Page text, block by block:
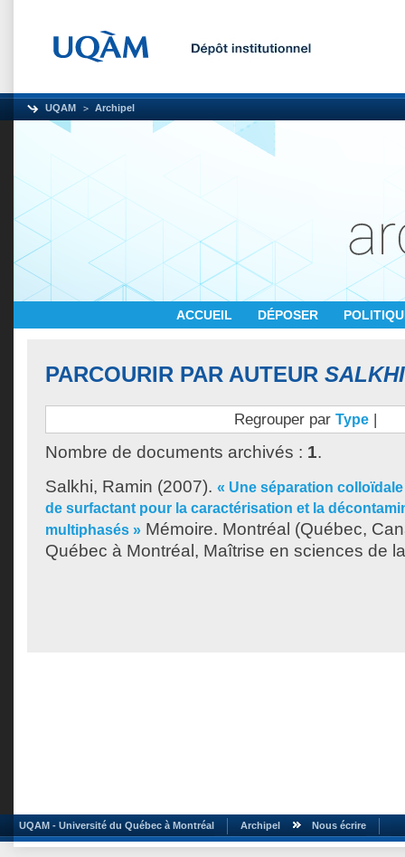
UQAM Archipel
ACCUEIL DÉPOSER
PARCOURIR PAR AUTEUR
Regrouper par Type |
Nombre de documents archivés : 1.
Salkhi, Ramin (2007). « Une séparation
de surfactant pour la caractérisation et la
multiphasés » Mémoire. Montréal (Québec,
Québec à Montréal, Maîtrise en sciences de
UQAM - Université du Québec à Montréal Archipel Nous écrire